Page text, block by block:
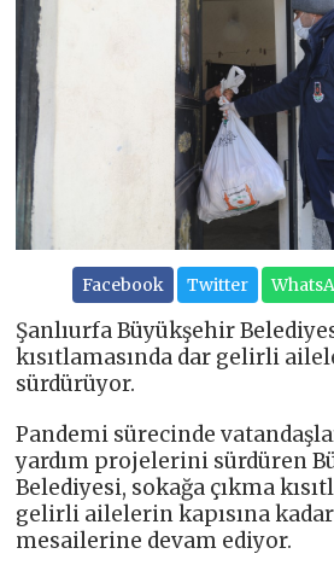
Facebook Twitter
Şanlıurfa Büyükşehir
kısıtlamasında dar gelirli
sürdürüyor.
Pandemi sürecinde
yardım projelerini sürdüren
Belediyesi, sokağa çıkma
gelirli ailelerin kapısına
mesailerine devam ediyor.